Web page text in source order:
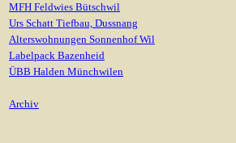
MFH Feldwies Bütschwil
Urs Schatt Tiefbau, Dussnang
Alterswohnungen Sonnenhof Wil
Labelpack Bazenheid
ÜBB Halden Münchwilen
Archiv